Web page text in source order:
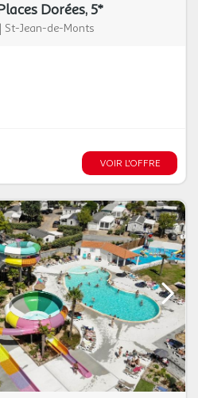
Dorées, 5*
| St-Jean-de-Monts
VOIR L'OFFRE